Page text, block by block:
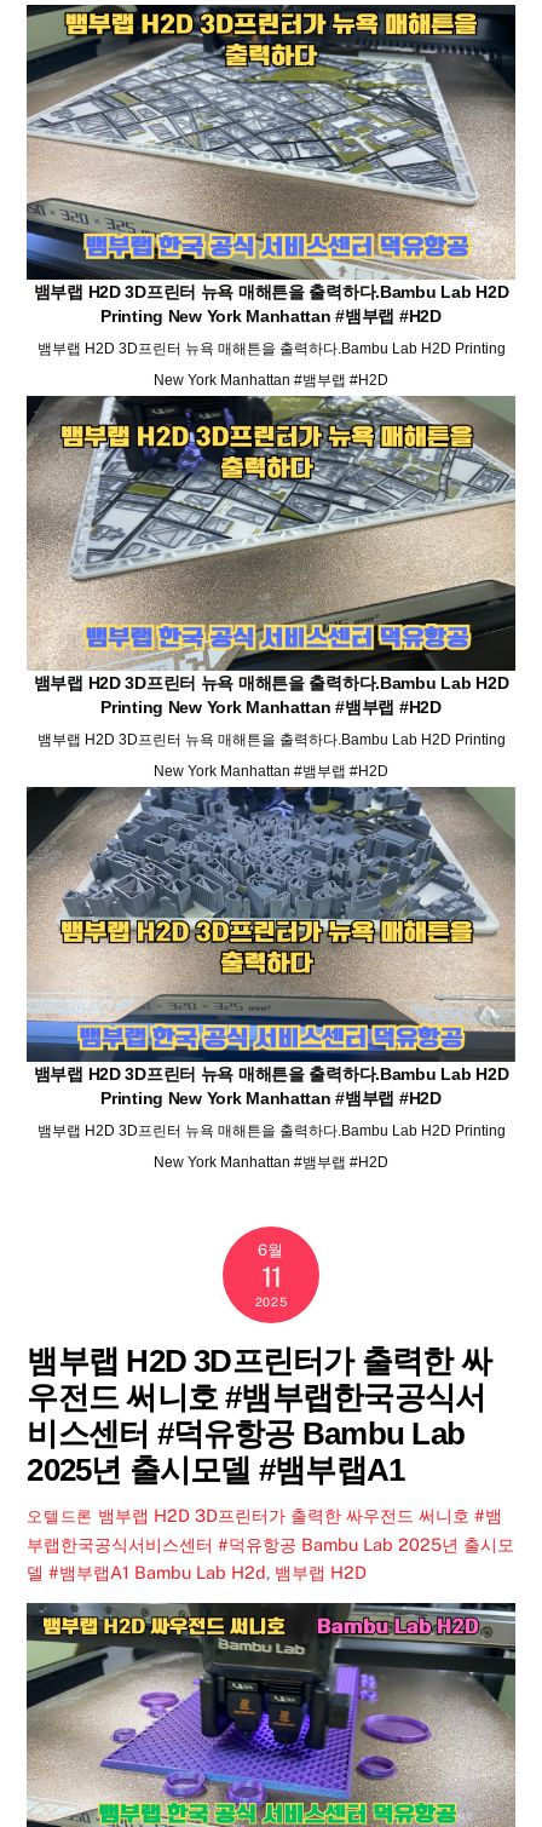
뱀부랩 H2D 3D프린터 뉴욕 매해튼을 출력하다.Bambu Lab H2D
Printing New York Manhattan #뱀부랩 #H2D
뱀부랩 H2D 3D프린터 뉴욕 매해튼을 출력하다.Bambu Lab H2D Printing
New York Manhattan #뱀부랩 #H2D
뱀부랩 H2D 3D프린터 뉴욕 매해튼을 출력하다.Bambu Lab H2D
Printing New York Manhattan #뱀부랩 #H2D
뱀부랩 H2D 3D프린터 뉴욕 매해튼을 출력하다.Bambu Lab H2D Printing
New York Manhattan #뱀부랩 #H2D
뱀부랩 H2D 3D프린터 뉴욕 매해튼을 출력하다.Bambu Lab H2D
Printing New York Manhattan #뱀부랩 #H2D
뱀부랩 H2D 3D프린터 뉴욕 매해튼을 출력하다.Bambu Lab H2D Printing
New York Manhattan #뱀부랩 #H2D
6월
11
2025
뱀부랩 H2D 3D프린터가 출력한 싸
우전드 써니호 #뱀부랩한국공식서
비스센터 #덕유항공 Bambu Lab
2025년 출시모델 #뱀부랩A1
오텔드론 뱀부랩 H2D 3D프린터가 출력한 싸우전드 써니호 #뱀
부랩한국공식서비스센터 #덕유항공 Bambu Lab 2025년 출시모
델 #뱀부랩A1 Bambu Lab H2d, 뱀부랩 H2D